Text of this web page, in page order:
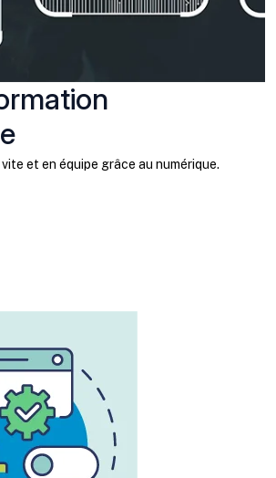
et en équipe grâce au numérique.